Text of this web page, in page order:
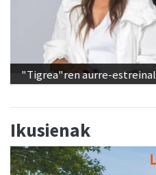
"Tigrea"ren aurre-
Ikusienak